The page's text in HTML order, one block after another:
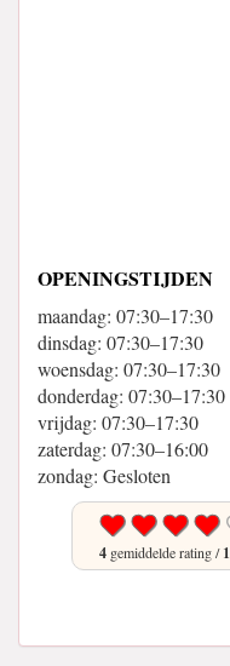
OPENINGSTIJDEN
maandag: 07:30–17:30
dinsdag: 07:30–17:30
woensdag: 07:30–17:30
donderdag: 07:30–17:30
vrijdag: 07:30–17:30
zaterdag: 07:30–16:00
zondag: Gesloten
4 gemiddelde rating /1